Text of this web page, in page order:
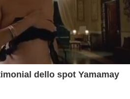
dello spot Yamamay